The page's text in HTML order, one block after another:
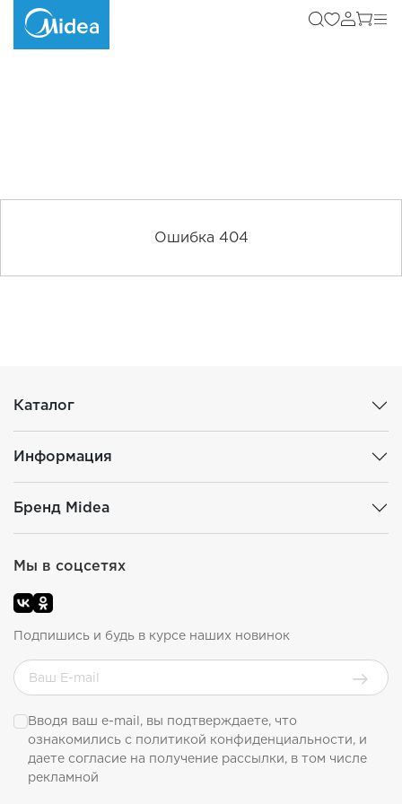
Ошибка 404
Каталог
Информация
Бренд Midea
Мы в соцсетях
Подпишись и будь в курсе наших новинок
Вводя ваш e-mail, вы подтверждаете, что
ознакомились с политикой конфиденциальности, и
даете согласие на получение рассылки, в том числе
рекламной